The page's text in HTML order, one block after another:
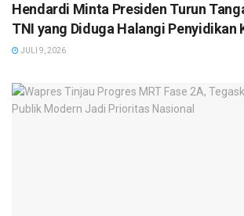
Hendardi Minta Presiden Turun
TNI yang Diduga Halangi Penyidikan
JULI 9, 2026